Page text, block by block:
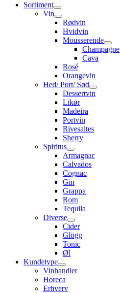
Sortiment
Vin
Rødvin
Hvidvin
Mousserende
Champagne
Cava
Rosé
Orangevin
Hed/ Port/ Sød
Dessertvin
Likør
Madeira
Portvin
Rivesaltes
Sherry
Spiritus
Armagnac
Calvados
Cognac
Gin
Grappa
Rom
Tequila
Diverse
Cider
Glögg
Tonic
Øl
Kundetype
Vinhandler
Horeca
Erhverv